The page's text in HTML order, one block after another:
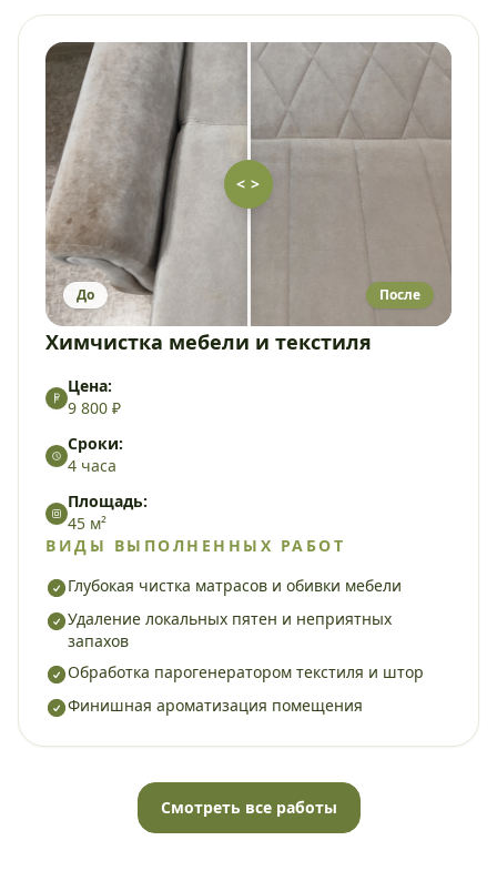
< >
До После
Химчистка мебели и текстиля
Цена:
9 800 ₽
Сроки:
4 часа
Площадь:
45 м²
ВИДЫ ВЫПОЛНЕННЫХ РАБОТ
Глубокая чистка матрасов и обивки мебели
Удаление локальных пятен и неприятных
запахов
Обработка парогенератором текстиля и штор
Финишная ароматизация помещения
Смотреть все работы